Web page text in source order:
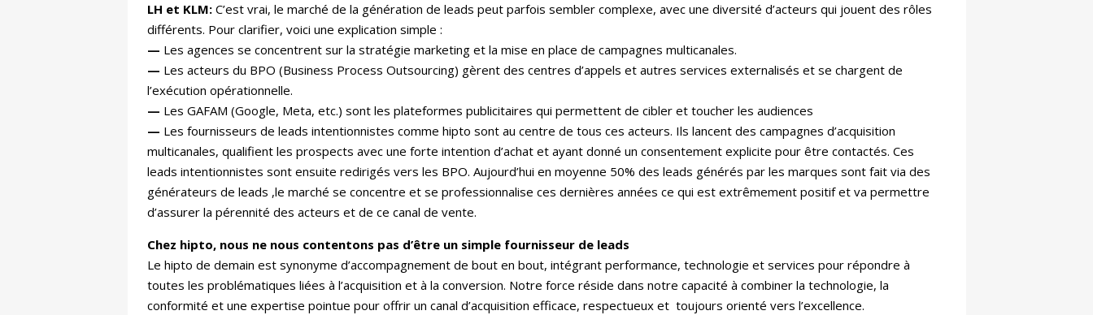
LH et KLM: C’est vrai, le marché de la génération de leads peut parfois sembler complexe, avec une diversité d’acteurs qui jouent des rôles
différents. Pour clarifier, voici une explication simple :
— Les agences se concentrent sur la stratégie marketing et la mise en place de campagnes multicanales.
— Les acteurs du BPO (Business Process Outsourcing) gèrent des centres d’appels et autres services externalisés et se chargent de
l’exécution opérationnelle.
— Les GAFAM (Google, Meta, etc.) sont les plateformes publicitaires qui permettent de cibler et toucher les audiences
— Les fournisseurs de leads intentionnistes comme hipto sont au centre de tous ces acteurs. Ils lancent des campagnes d’acquisition
multicanales, qualifient les prospects avec une forte intention d’achat et ayant donné un consentement explicite pour être contactés. Ces
leads intentionnistes sont ensuite redirigés vers les BPO. Aujourd’hui en moyenne 50% des leads générés par les marques sont fait via des
générateurs de leads ,le marché se concentre et se professionnalise ces dernières années ce qui est extrêmement positif et va permettre
d’assurer la pérennité des acteurs et de ce canal de vente.
Chez hipto, nous ne nous contentons pas d’être un simple fournisseur de leads
Le hipto de demain est synonyme d’accompagnement de bout en bout, intégrant performance, technologie et services pour répondre à
toutes les problématiques liées à l’acquisition et à la conversion. Notre force réside dans notre capacité à combiner la technologie, la
conformité et une expertise pointue pour offrir un canal d’acquisition efficace, respectueux et toujours orienté vers l’excellence.